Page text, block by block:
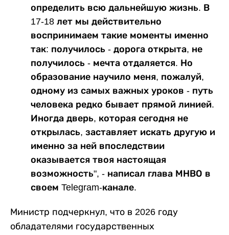
определить всю дальнейшую жизнь. В
17-18 лет мы действительно
воспринимаем такие моменты именно
так: получилось - дорога открыта, не
получилось - мечта отдаляется. Но
образование научило меня, пожалуй,
одному из самых важных уроков - путь
человека редко бывает прямой линией.
Иногда дверь, которая сегодня не
открылась, заставляет искать другую и
именно за ней впоследствии
оказывается твоя настоящая
возможность", - написал глава МНВО в
своем Telegram-канале.
Министр подчеркнул, что в 2026 году
обладателями государственных